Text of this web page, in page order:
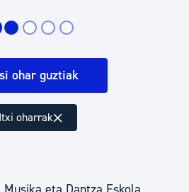
ohar guztiak
Itxi oharrak